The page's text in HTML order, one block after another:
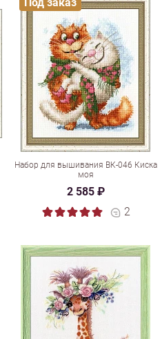
Набор для вышивания ВК-046 Киска
моя
2 585 ₽
2